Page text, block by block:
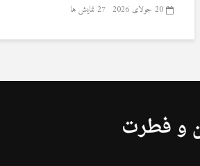
20 جولای 2026 27 نمایش ها